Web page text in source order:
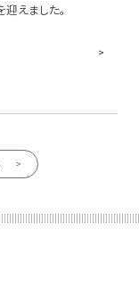
えました。